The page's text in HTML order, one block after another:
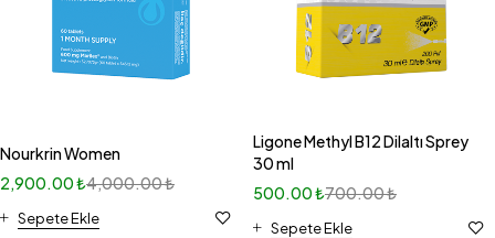
Nourkrin Women
4,000.00₺
2,900.00₺
Sepete Ekle
Ligone Methyl B12 Dilaltı Sprey
30 ml
700.00₺
500.00₺
Sepete Ekle